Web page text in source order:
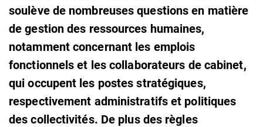
soulève de nombreuses questions en matière
de gestion des ressources humaines,
notamment concernant les emplois
fonctionnels et les collaborateurs de cabinet,
qui occupent les postes stratégiques,
respectivement administratifs et politiques
des collectivités. De plus des règles